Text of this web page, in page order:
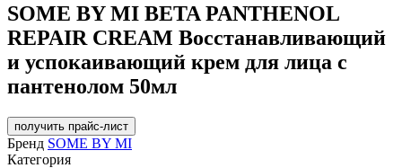
SOME BY MI BETA PANTHENOL
REPAIR CREAM Восстанавливающий
и успокаивающий крем для лица с
пантенолом 50мл
получить прайс-лист
Бренд SOME BY MI
Категория